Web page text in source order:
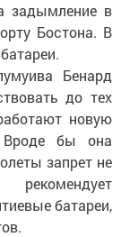
задымление в
Бостона. В
Бенард
до тех
новую
Вроде бы она
запрет не
батареи,